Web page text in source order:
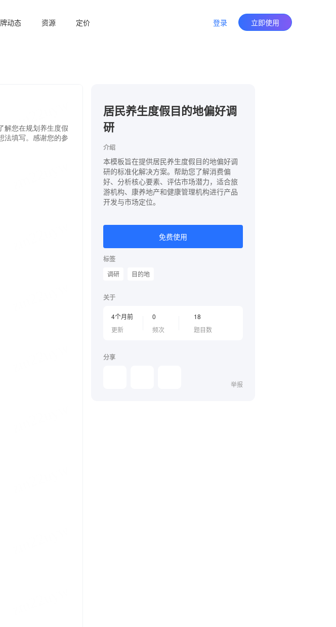
动态 资源 定价 登录 立即使用
居民养生度假目的地偏好调
研
介绍
本模板旨在提供居民养生度假目的地偏好调
研的标准化解决方案。帮助您了解消费偏
好、分析核心要素、评估市场潜力，适合旅
游机构、康养地产和健康管理机构进行产品
开发与市场定位。
免费使用
标签
调研 目的地
关于
4个月前
更新
0
频次
18
题目数
分享
举报